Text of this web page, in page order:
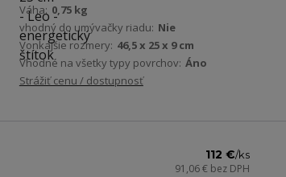
Váha: 0,75 kg
vhodný do umývačky riadu: Nie
Vonkajšie rozmery: 46,5 x 25 x 9 cm
Vhodné na všetky typy povrchov: Áno
Strážiť cenu / dostupnosť
112 €/ks
91,06 € bez DPH